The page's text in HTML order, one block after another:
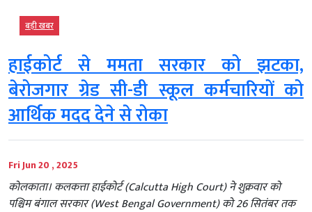
बड़ी खबर
हाईकोर्ट से ममता सरकार को झटका,
बेरोजगार ग्रेड सी-डी स्कूल कर्मचारियों को
आर्थिक मदद देने से रोका
Fri Jun 20 , 2025
कोलकाता। कलकत्ता हाईकोर्ट (Calcutta High Court) ने शुक्रवार को
पश्चिम बंगाल सरकार (West Bengal Government) को 26 सितंबर तक